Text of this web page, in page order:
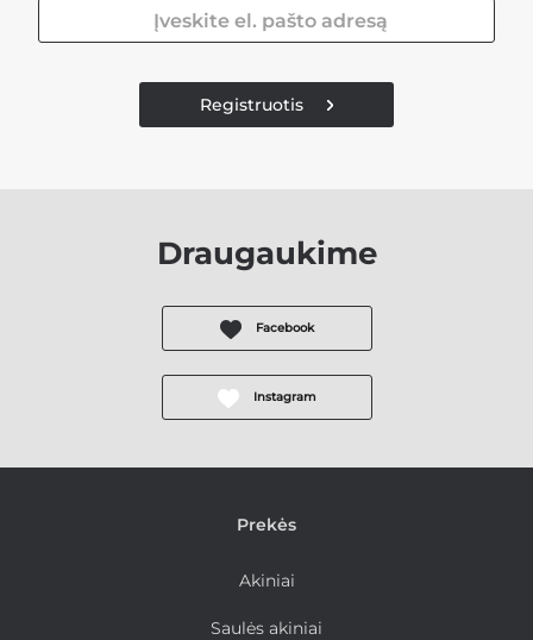
Registruotis
Draugaukime
Facebook
Instagram
Prekės
Akiniai
Saulės akiniai